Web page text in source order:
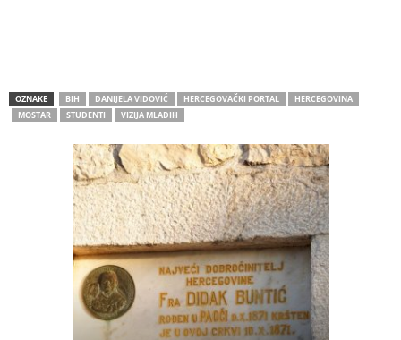
OZNAKE BIH DANIJELA VIDOVIĆ HERCEGOVAČKI PORTAL
HERCEGOVINA
MOSTAR
STUDENTI VIZIJA MLADIH